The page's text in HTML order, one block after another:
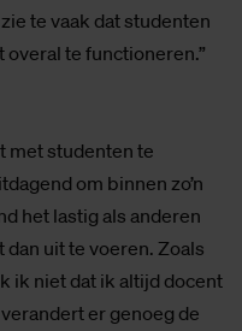
te vaak dat studenten
te functioneren.”
met studenten te
om binnen zo’n
het lastig als anderen
uit te voeren. Zoals
ik niet dat ik altijd docent
er genoeg de